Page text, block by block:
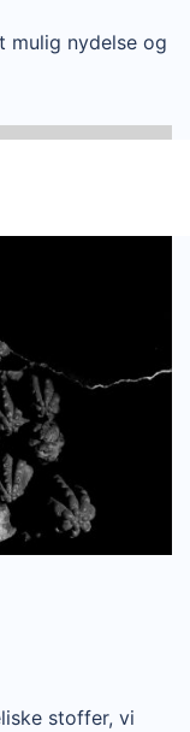
mulig nydelse og
stoffer, vi